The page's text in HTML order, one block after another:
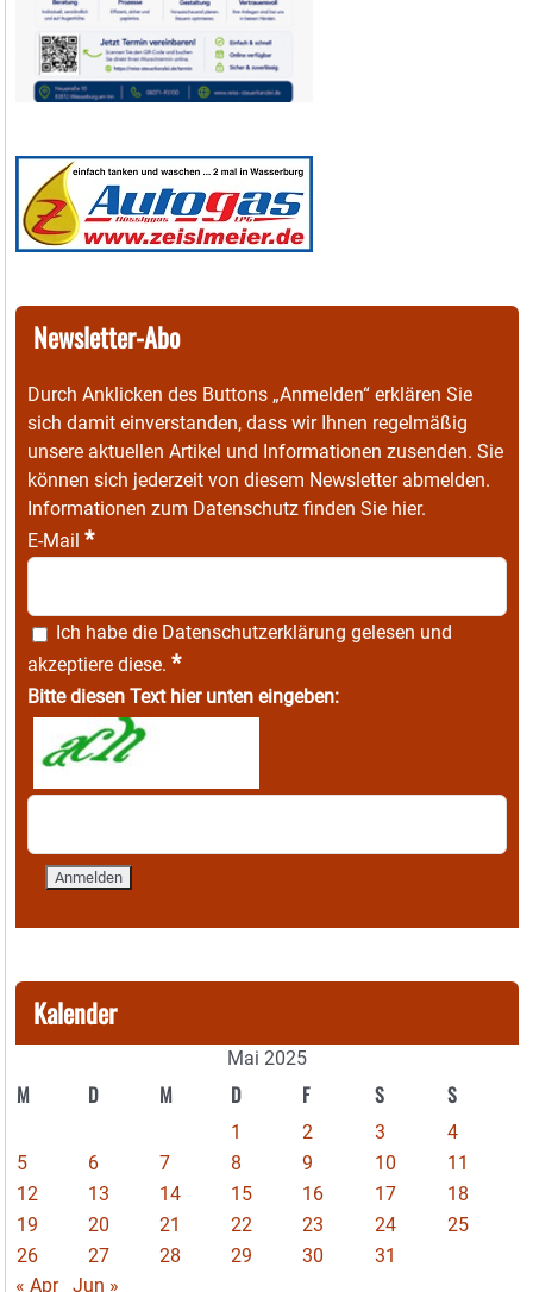
Newsletter-Abo
Durch Anklicken des Buttons „Anmelden“ erklären Sie
sich damit einverstanden, dass wir Ihnen regelmäßig
unsere aktuellen Artikel und Informationen zusenden. Sie
können sich jederzeit von diesem Newsletter abmelden.
Informationen zum Datenschutz finden Sie hier.
E-Mail *
Ich habe die Datenschutzerklärung gelesen und
akzeptiere diese. *
Bitte diesen Text hier unten eingeben:
Kalender
Mai 2025
M D M D F S S
1 2 3
4
5
6 7 8 9 10
11
12
13 14 15 16 17
18
19
20 21 22 23 24
25
26
27 28 29 30
31
« Apr
Jun »